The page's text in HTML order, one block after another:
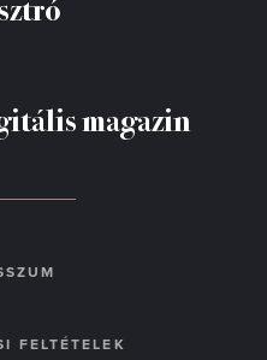
magazin
FELTÉTELEK